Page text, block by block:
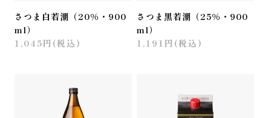
さつま白若潮（20%・900
ml）
1,045円(税込)
さつま黒若潮（25%・900
ml）
1,191円(税込)